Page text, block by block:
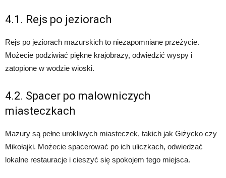
4.1. Rejs po jeziorach
Rejs po jeziorach mazurskich to niezapomniane przeżycie.
Możecie podziwiać piękne krajobrazy, odwiedzić wyspy i
zatopione w wodzie wioski.
4.2. Spacer po malowniczych
miasteczkach
Mazury są pełne urokliwych miasteczek, takich jak Giżycko czy
Mikołajki. Możecie spacerować po ich uliczkach, odwiedzać
lokalne restauracje i cieszyć się spokojem tego miejsca.